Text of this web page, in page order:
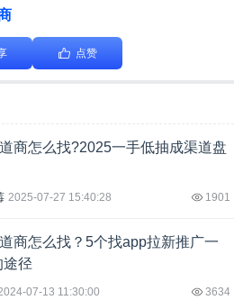
点赞
商怎么找?2025一手低抽成渠道盘
2025-07-27 15:40:28 1901
商怎么找？5个找app拉新推广一
途径
07-13 11:30:00 3634